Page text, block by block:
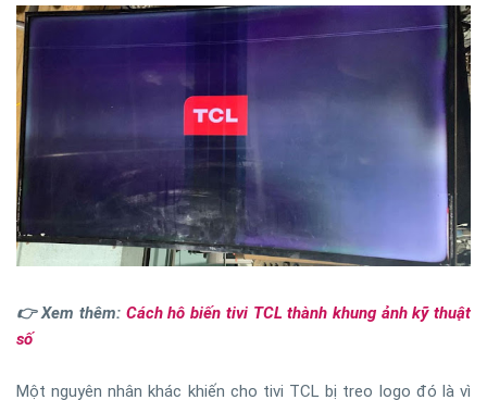
👉 Xem thêm: Cách hô biến tivi TCL thành khung ảnh kỹ thuật
số
Một nguyên nhân khác khiến cho tivi TCL bị treo logo đó là vì